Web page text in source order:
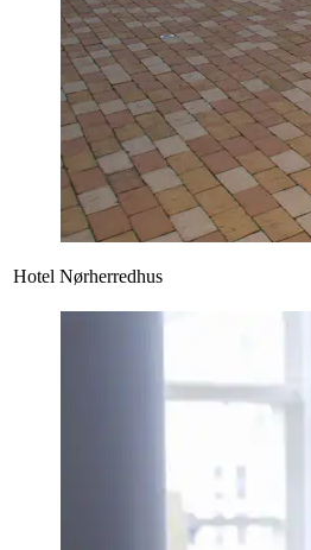
Hotel Nørherredhus